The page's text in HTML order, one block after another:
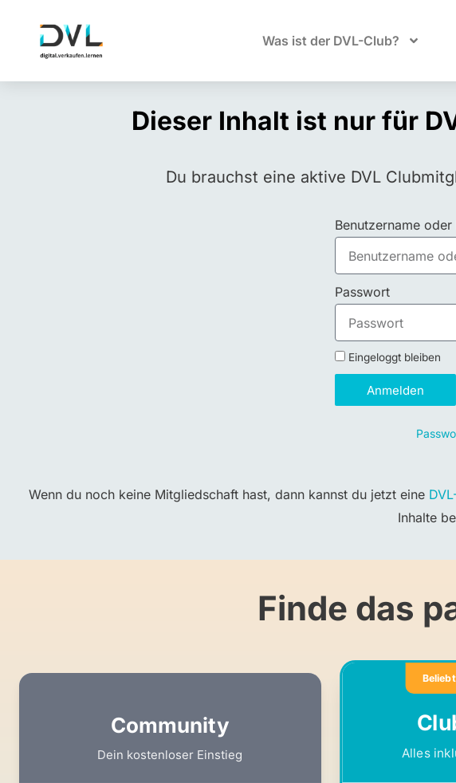
Was ist der DVL-Club?
Dieser Inhalt ist nur für
Du brauchst eine aktive DVL
Benutzername
Passwort
Eingeloggt bleiben
Anmelden
Wenn du noch keine Mitgliedschaft hast, dann kannst du jetzt eine
Inhalte
Finde das
Community
Dein kostenloser Einstieg Alles